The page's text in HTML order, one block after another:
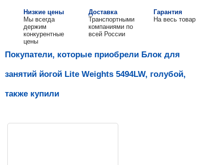
Низкие цены
Мы всегда
держим
конкурентные
цены
Доставка
Транспортными
компаниями по
всей России
Гарантия
На весь товар
Покупатели, которые приобрели Блок для
занятий йогой Lite Weights 5494LW, голубой,
также купили